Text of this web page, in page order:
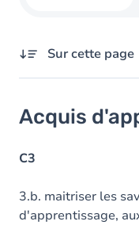
Sur cette page
Objectifs
Acquis
C3
3.b. maitriser les
d'apprentissage,